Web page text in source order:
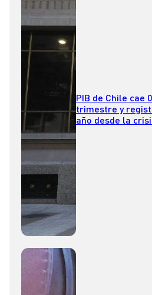
PIB de Chile cae
trimestre y
año desde la